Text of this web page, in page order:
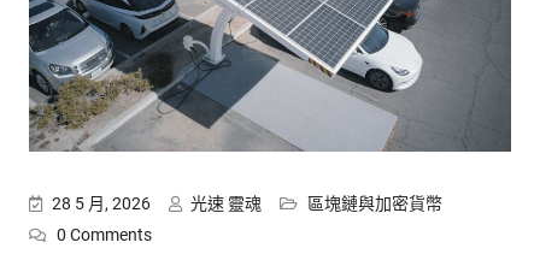
28 5 月, 2026 光速 靈魂
區塊鏈與加密貨幣
0 Comments